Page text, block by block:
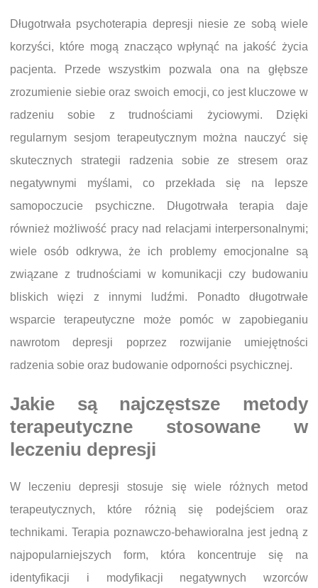
Długotrwała psychoterapia depresji niesie ze sobą wiele
korzyści, które mogą znacząco wpłynąć na jakość życia
pacjenta. Przede wszystkim pozwala ona na głębsze
zrozumienie siebie oraz swoich emocji, co jest kluczowe w
radzeniu sobie z trudnościami życiowymi. Dzięki
regularnym sesjom terapeutycznym można nauczyć się
skutecznych strategii radzenia sobie ze stresem oraz
negatywnymi myślami, co przekłada się na lepsze
samopoczucie psychiczne. Długotrwała terapia daje
również możliwość pracy nad relacjami interpersonalnymi;
wiele osób odkrywa, że ich problemy emocjonalne są
związane z trudnościami w komunikacji czy budowaniu
bliskich więzi z innymi ludźmi. Ponadto długotrwałe
wsparcie terapeutyczne może pomóc w zapobieganiu
nawrotom depresji poprzez rozwijanie umiejętności
radzenia sobie oraz budowanie odporności psychicznej.
Jakie są najczęstsze metody
terapeutyczne stosowane w
leczeniu depresji
W leczeniu depresji stosuje się wiele różnych metod
terapeutycznych, które różnią się podejściem oraz
technikami. Terapia poznawczo-behawioralna jest jedną z
najpopularniejszych form, która koncentruje się na
identyfikacji i modyfikacji negatywnych wzorców